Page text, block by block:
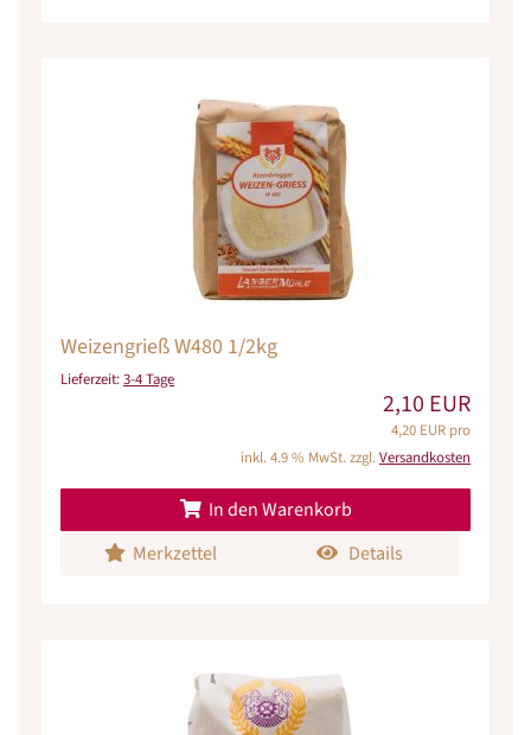
Weizengrieß W480 1/2kg
Lieferzeit:3-4 Tage
2,10 EUR
4,20 EUR pro
inkl. 4.9 % MwSt. zzgl.Versandkosten
In den Warenkorb
Merkzettel
Details